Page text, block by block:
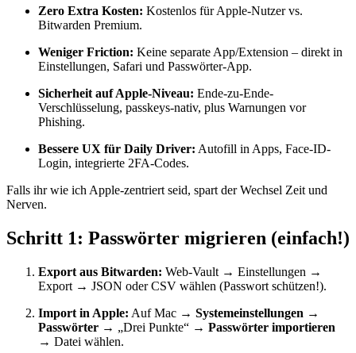
Zero Extra Kosten: Kostenlos für Apple-Nutzer vs.
Bitwarden Premium.
Weniger Friction: Keine separate App/Extension – direkt in
Einstellungen, Safari und Passwörter-App.
Sicherheit auf Apple-Niveau: Ende-zu-Ende-
Verschlüsselung, passkeys-nativ, plus Warnungen vor
Phishing.
Bessere UX für Daily Driver: Autofill in Apps, Face-ID-
Login, integrierte 2FA-Codes.
Falls ihr wie ich Apple-zentriert seid, spart der Wechsel Zeit und
Nerven.
Schritt 1: Passwörter migrieren (einfach!)
Export aus Bitwarden: Web-Vault → Einstellungen →
Export → JSON oder CSV wählen (Passwort schützen!).
Import in Apple: Auf Mac → Systemeinstellungen →
Passwörter → „Drei Punkte“ → Passwörter importieren
→ Datei wählen.